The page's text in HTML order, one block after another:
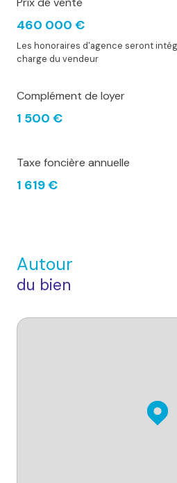
460 000 €
Les honoraires d'agence seront
charge du vendeur
Complément de loyer
1 500 €
Taxe foncière annuelle
1 619 €
Autour
du bien